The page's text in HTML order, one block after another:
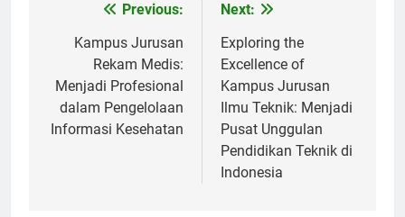
navigation
Previous:
Kampus Jurusan
Rekam Medis:
Menjadi Profesional
dalam Pengelolaan
Informasi Kesehatan
Next:
Exploring the
Excellence of
Kampus Jurusan
Ilmu Teknik: Menjadi
Pusat Unggulan
Pendidikan Teknik di
Indonesia